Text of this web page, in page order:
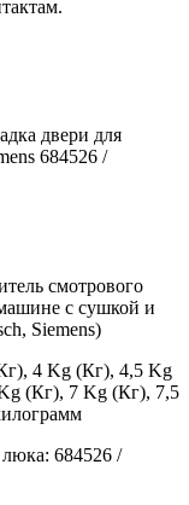
двери для
684526 /
смотрового
с сушкой и
Siemens)
4 Kg (Кг), 4,5 Kg
(Кг), 7 Kg (Кг), 7,5
684526 /